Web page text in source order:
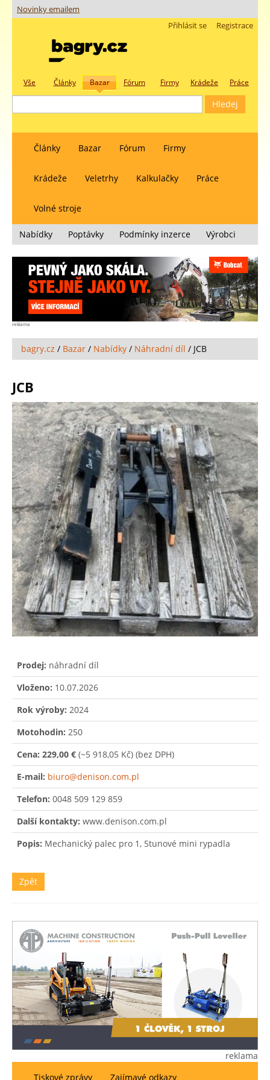
Novinky emailem
Registrace
Přihlásit se
Vše Články Bazar Fórum Firmy Krádeže Práce
Články Bazar Fórum Firmy
Krádeže Veletrhy Kalkulačky Práce
Volné stroje
Nabídky Poptávky Podmínky inzerce Výrobci
reklama
bagry.cz / Bazar / Nabídky / Náhradní díl / JCB
JCB
Prodej: náhradní díl
Vloženo: 10.07.2026
Rok výroby: 2024
Motohodin: 250
Cena: 229,00 € (~5 918,05 Kč) (bez DPH)
E-mail: biuro@denison.com.pl
Telefon: 0048 509 129 859
Další kontakty: www.denison.com.pl
Popis: Mechanický palec pro 1, 5tunové mini rypadla
Zpět
reklama
Tiskové zprávy
Zajímavé odkazy